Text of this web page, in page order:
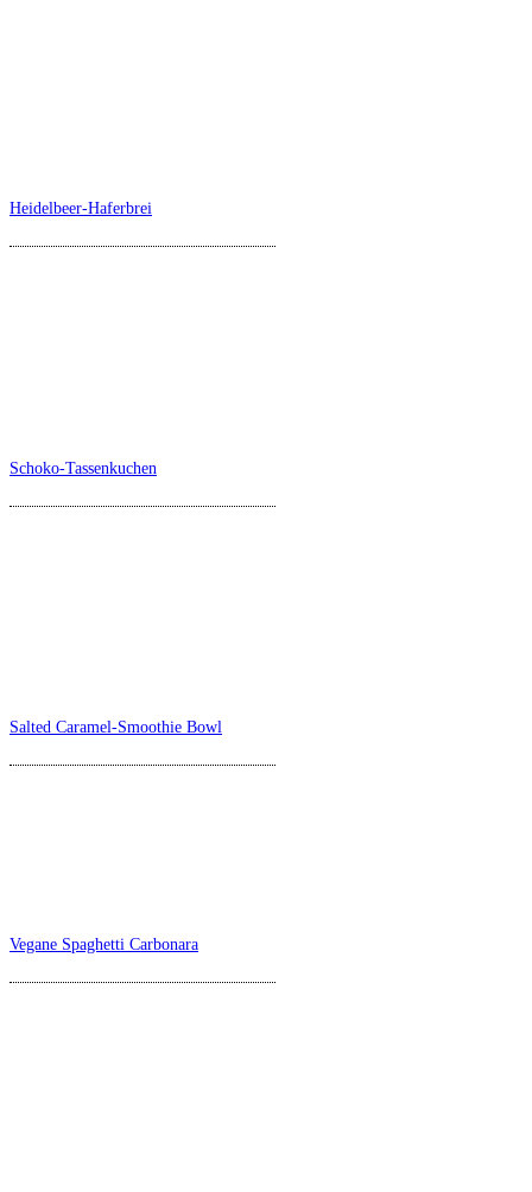
Heidelbeer-Haferbrei
Schoko-Tassenkuchen
Salted Caramel-Smoothie Bowl
Vegane Spaghetti Carbonara